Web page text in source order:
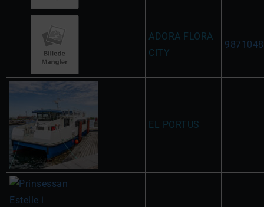
ADORA FLORA
CITY
9871048
EL PORTUS